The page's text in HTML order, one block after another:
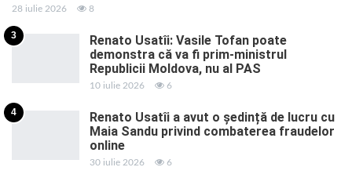
28 iulie 2026 8
3
Renato Usatîi: Vasile Tofan poate
demonstra că va fi prim-ministrul
Republicii Moldova, nu al PAS
10 iulie 2026 6
4
Renato Usatîi a avut o ședință de lucru cu
Maia Sandu privind combaterea fraudelor
online
30 iulie 2026 6